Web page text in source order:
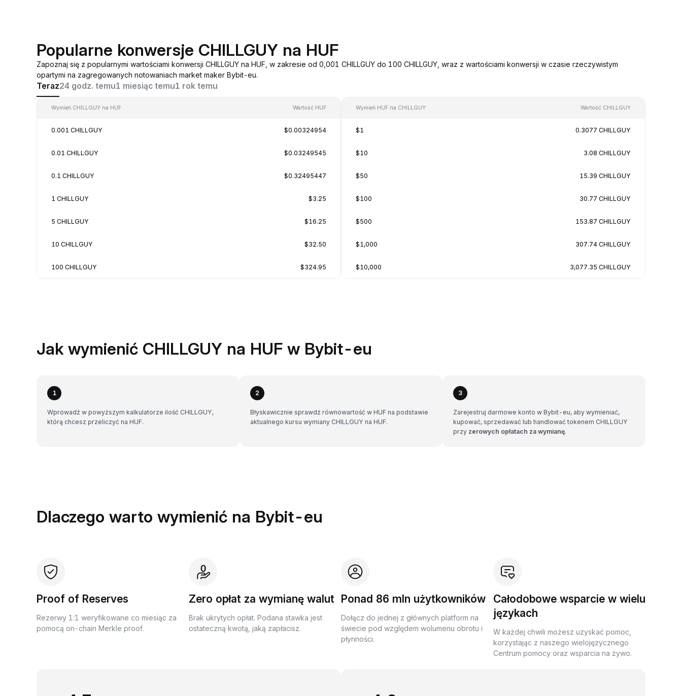
Popularne konwersje CHILLGUY na HUF
Zapoznaj się z popularnymi wartościami konwersji CHILLGUY na HUF, w zakresie od 0,001 CHILLGUY do 100 CHILLGUY, wraz z wartościami konwersji w czasie rzeczywistym
opartymi na zagregowanych notowaniach market maker Bybit-eu.
Teraz24 godz. temu1 miesiąc temu1 rok temu
Wymień CHILLGUY na HUF Wartość HUF
0.001 CHILLGUY $0.00324954
0.01 CHILLGUY $0.03249545
0.1 CHILLGUY $0.32495447
1 CHILLGUY $3.25
5 CHILLGUY $16.25
10 CHILLGUY $32.50
100 CHILLGUY $324.95
Wymień HUF na CHILLGUY Wartość CHILLGUY
$1 0.3077 CHILLGUY
$10 3.08 CHILLGUY
$50 15.39 CHILLGUY
$100 30.77 CHILLGUY
$500 153.87 CHILLGUY
$1,000 307.74 CHILLGUY
$10,000 3,077.35 CHILLGUY
Jak wymienić CHILLGUY na HUF w Bybit-eu
1
Wprowadź w powyższym kalkulatorze ilość CHILLGUY,
którą chcesz przeliczyć na HUF.
2
Błyskawicznie sprawdź równowartość w HUF na podstawie
aktualnego kursu wymiany CHILLGUY na HUF.
3
Zarejestruj darmowe konto w Bybit-eu, aby wymieniać,
kupować, sprzedawać lub handlować tokenem CHILLGUY
przy zerowych opłatach za wymianę.
Dlaczego warto wymienić na Bybit-eu
Proof of Reserves
Rezerwy 1:1 weryfikowane co miesiąc za
pomocą on-chain Merkle proof.
Zero opłat za wymianę walut
Brak ukrytych opłat. Podana stawka jest
ostateczną kwotą, jaką zapłacisz.
Ponad 86 mln użytkowników
Dołącz do jednej z głównych platform na
świecie pod względem wolumenu obrotu i
płynności.
Całodobowe wsparcie w wielu
językach
W każdej chwili możesz uzyskać pomoc,
korzystając z naszego wielojęzycznego
Centrum pomocy oraz wsparcia na żywo.